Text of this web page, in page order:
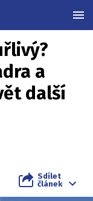
a
další
Sdílet
článek